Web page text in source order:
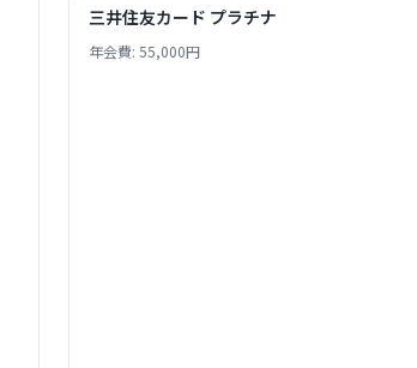
三井住友カード プラチナ
年会費: 55,000円